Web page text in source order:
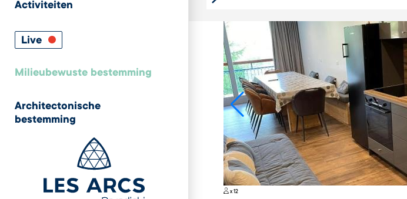
Activiteiten
Live
Milieubewuste bestemming
Architectonische
bestemming
Capacité
x 12